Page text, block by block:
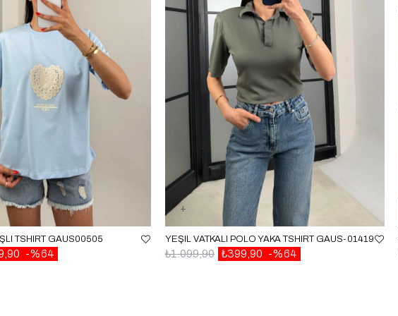
TSHIRT GAUS00505
%64
YEŞIL VATKALI POLO YAKA TSHIRT GAUS-01419
%64
₺399,90
₺1.099,90